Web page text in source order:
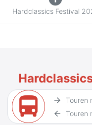
Hardclassics Festival
directions_bus arrow_forward Touren
arrow_back Touren